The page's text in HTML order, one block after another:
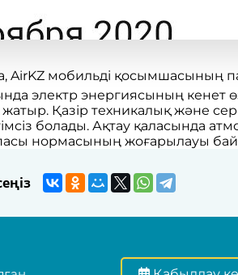
AirKZ мобильді қосымшасының
электр энергиясының кенет
Қазір техникалық және
болады. Ақтау қаласында
нормасының жоғарылауы